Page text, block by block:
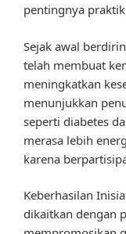
pentingnya
Sejak awal
telah membuat
meningkatkan
menunjukkan
seperti diabetes
merasa lebih
karena
Keberhasilan
dikaitkan dengan